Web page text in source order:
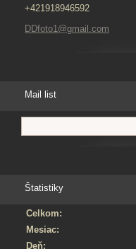
+421918946592
DDfoto1@gmail.com
Mail list
Štatistiky
Celkom:
Mesiac:
Deň: